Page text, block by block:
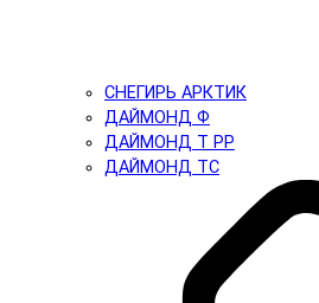
СНЕГИРЬ АРКТИК
ДАЙМОНД Ф
ДАЙМОНД Т PP
ДАЙМОНД ТС